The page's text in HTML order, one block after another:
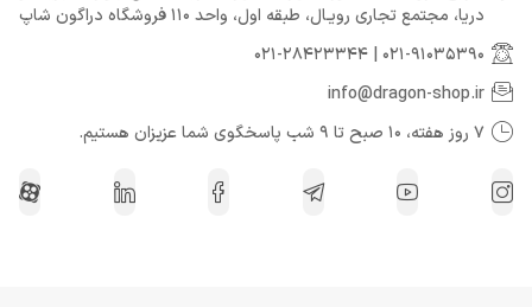
دريا، مجتمع تجارى رويـال، طبقه اول، واحد 110 فروشگاه دراگون شاپ
021-91035390
021-28423344
info@dragon-shop.ir
7 روز هفته، 10 صبح تا 9 شب پاسخگوی شما عزیزان هستیم.